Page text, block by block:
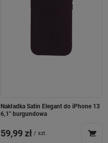
Nakładka Satin Elegant do iPhone 13
6,1" burgundowa
59,99 zł / szt.